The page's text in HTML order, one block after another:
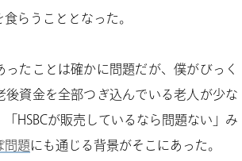
らうこととなった。
ったことは確かに問題だが、僕がびっく
後資金を全部つぎ込んでいる老人が少な
HSBCが販売しているなら問題ない」み
問題にも通じる背景がそこにあった。